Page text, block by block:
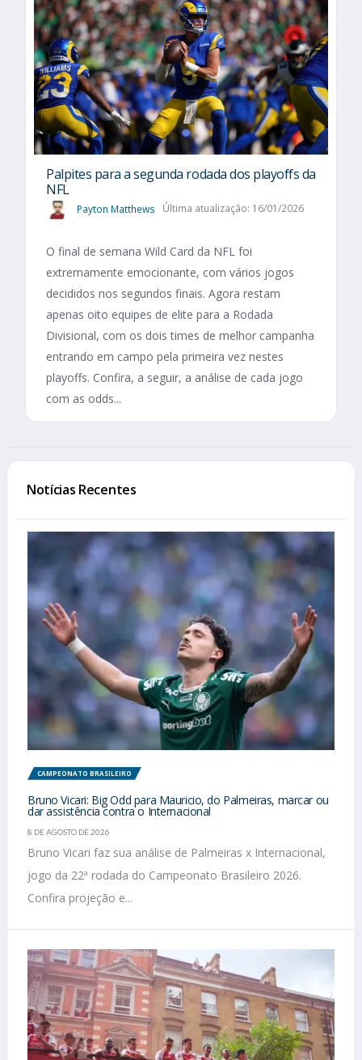
Palpites para a segunda rodada dos playoffs da
NFL
Payton Matthews Última atualização: 16/01/2026
O final de semana Wild Card da NFL foi
extremamente emocionante, com vários jogos
decididos nos segundos finais. Agora restam
apenas oito equipes de elite para a Rodada
Divisional, com os dois times de melhor campanha
entrando em campo pela primeira vez nestes
playoffs. Confira, a seguir, a análise de cada jogo
com as odds...
Notícias Recentes
CAMPEONATO BRASILEIRO
Bruno Vicari: Big Odd para Mauricio, do Palmeiras, marcar ou
dar assistência contra o Internacional
8 DE AGOSTO DE 2026
Bruno Vicari faz sua análise de Palmeiras x Internacional,
jogo da 22ª rodada do Campeonato Brasileiro 2026.
Confira projeção e...